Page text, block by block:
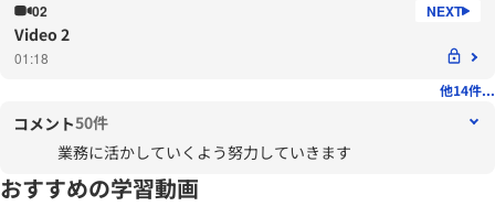
02
Video 2
01:18
他14件...
コメント50件
業務に活かしていくよう努力していきます
おすすめの学習動画